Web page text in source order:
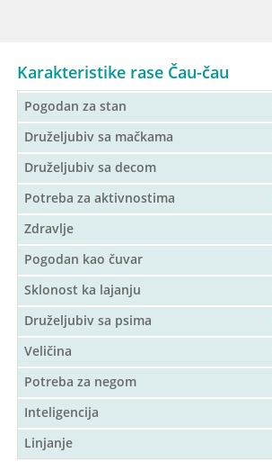
Karakteristike rase Čau-čau
Pogodan za stan
Druželjubiv sa mačkama
Druželjubiv sa decom
Potreba za aktivnostima
Zdravlje
Pogodan kao čuvar
Sklonost ka lajanju
Druželjubiv sa psima
Veličina
Potreba za negom
Inteligencija
Linjanje